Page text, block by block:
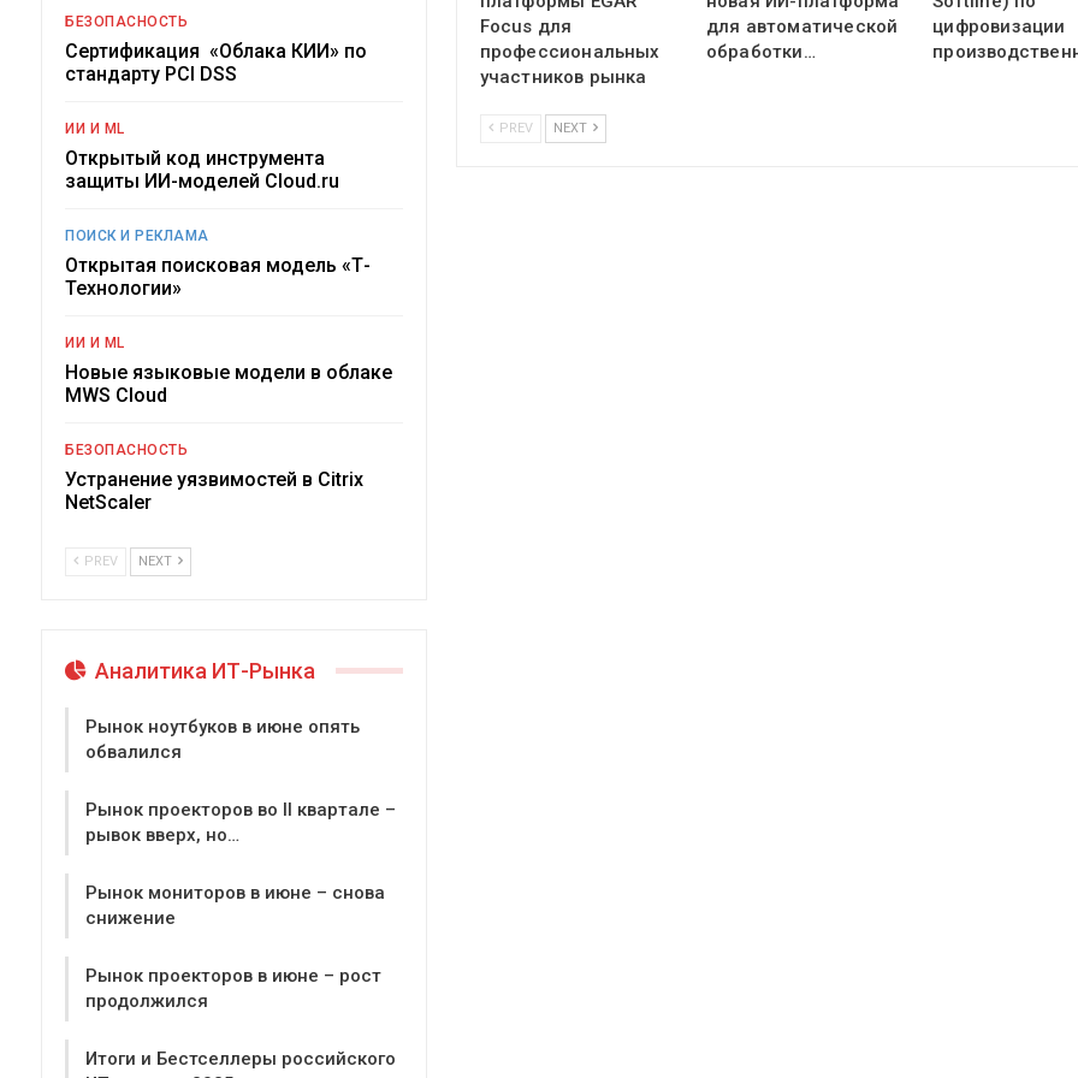
Focus для
профессиональных
участников рынка
для автоматической
обработки…
цифровизации
PREV NEXT
БЕЗОПАСНОСТЬ
Сертификация «Облака КИИ» по
стандарту PCI DSS
ИИ И ML
Открытый код инструмента
защиты ИИ-моделей Cloud.ru
ПОИСК И РЕКЛАМА
Открытая поисковая модель «Т-
Технологии»
ИИ И ML
Новые языковые модели в облаке
MWS Cloud
БЕЗОПАСНОСТЬ
Устранение уязвимостей в Citrix
NetScaler
PREV NEXT
Аналитика ИТ-Рынка
Рынок ноутбуков в июне опять
обвалился
Рынок проекторов во II квартале –
рывок вверх, но…
Рынок мониторов в июне – снова
снижение
Рынок проекторов в июне – рост
продолжился
Итоги и Бестселлеры российского